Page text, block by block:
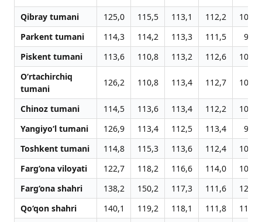
Qibray tumani
125,0 115,5 113,1 112,2
109,5
Parkent tumani
114,3 114,2 113,3 111,5
98,3
Piskent tumani
113,6 110,8 113,2 112,6
109,2
O‘rtachirchiq
tumani
126,2 110,8 113,4 112,7 109,0
Chinoz tumani 114,5 113,6 113,4 112,2
109,2
Yangiyo‘l tumani
126,9 113,4 112,5 113,4
99,3
Toshkent tumani
114,8 115,3 113,6 112,4
109,1
Farg‘ona viloyati
122,7 118,2 116,6 114,0
108,3
Farg‘ona shahri
138,2 150,2 117,3 111,6
120,0
Qo‘qon shahri
140,1 119,2 118,1 111,8
114,5